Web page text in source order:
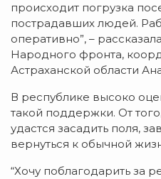
происходит погрузка
пострадавших людей.
оперативно”, –
Народного фронта,
Астраханской области
В республике высоко
такой поддержки. От
удастся засадить поля,
вернуться к обычной
“Хочу поблагодарить за